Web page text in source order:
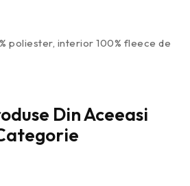
poliester, interior 100% fleece de
Din Aceeasi